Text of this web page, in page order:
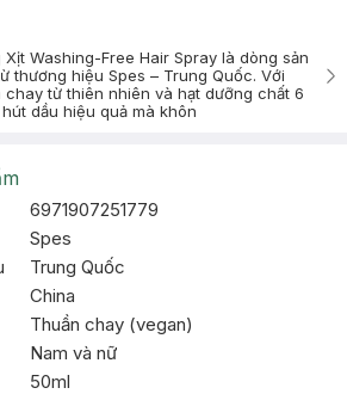
Xịt Washing-Free Hair Spray là dòng sản
thương hiệu Spes – Trung Quốc. Với
chay từ thiên nhiên và hạt dưỡng chất 6
dầu hiệu quả mà khôn
6971907251779
Spes
Trung Quốc
China
Thuần chay (vegan)
Nam và nữ
50ml